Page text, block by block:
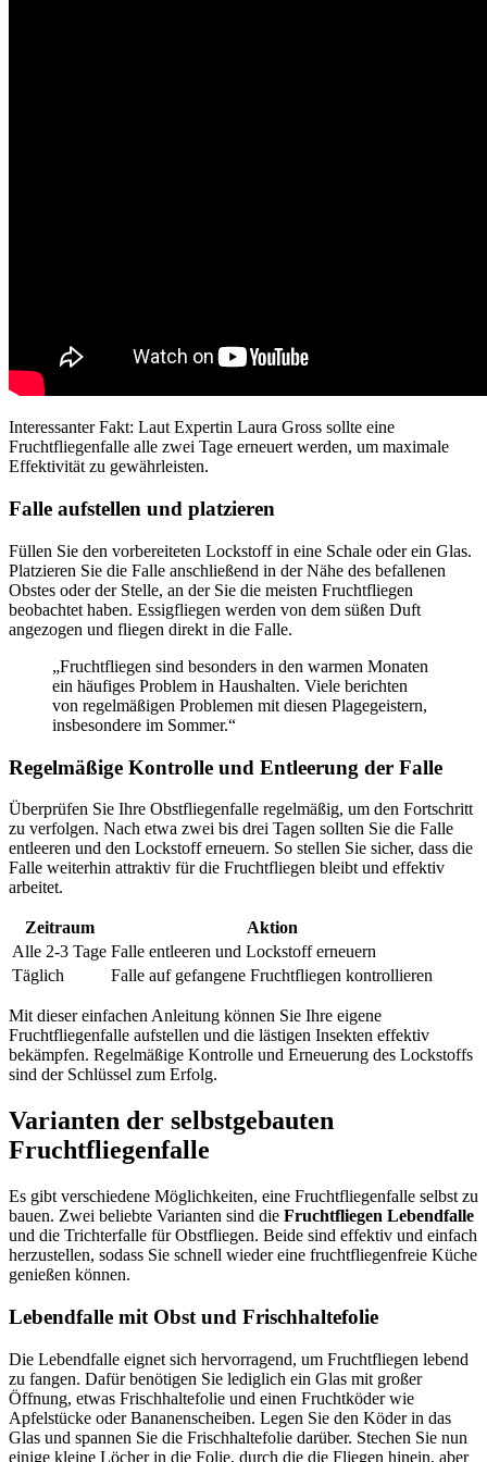
Interessanter Fakt: Laut Expertin Laura Gross sollte eine
Fruchtfliegenfalle alle zwei Tage erneuert werden, um maximale
Effektivität zu gewährleisten.
Falle aufstellen und platzieren
Füllen Sie den vorbereiteten Lockstoff in eine Schale oder ein Glas.
Platzieren Sie die Falle anschließend in der Nähe des befallenen
Obstes oder der Stelle, an der Sie die meisten Fruchtfliegen
beobachtet haben. Essigfliegen werden von dem süßen Duft
angezogen und fliegen direkt in die Falle.
„Fruchtfliegen sind besonders in den warmen Monaten
ein häufiges Problem in Haushalten. Viele berichten
von regelmäßigen Problemen mit diesen Plagegeistern,
insbesondere im Sommer.“
Regelmäßige Kontrolle und Entleerung der Falle
Überprüfen Sie Ihre Obstfliegenfalle regelmäßig, um den Fortschritt
zu verfolgen. Nach etwa zwei bis drei Tagen sollten Sie die Falle
entleeren und den Lockstoff erneuern. So stellen Sie sicher, dass die
Falle weiterhin attraktiv für die Fruchtfliegen bleibt und effektiv
arbeitet.
Zeitraum
Aktion
Alle 2-3 Tage Falle entleeren und Lockstoff erneuern
Täglich
Falle auf gefangene Fruchtfliegen kontrollieren
Mit dieser einfachen Anleitung können Sie Ihre eigene
Fruchtfliegenfalle aufstellen und die lästigen Insekten effektiv
bekämpfen. Regelmäßige Kontrolle und Erneuerung des Lockstoffs
sind der Schlüssel zum Erfolg.
Varianten der selbstgebauten
Fruchtfliegenfalle
Es gibt verschiedene Möglichkeiten, eine Fruchtfliegenfalle selbst zu
bauen. Zwei beliebte Varianten sind die Fruchtfliegen Lebendfalle
und die Trichterfalle für Obstfliegen. Beide sind effektiv und einfach
herzustellen, sodass Sie schnell wieder eine fruchtfliegenfreie Küche
genießen können.
Lebendfalle mit Obst und Frischhaltefolie
Die Lebendfalle eignet sich hervorragend, um Fruchtfliegen lebend
zu fangen. Dafür benötigen Sie lediglich ein Glas mit großer
Öffnung, etwas Frischhaltefolie und einen Fruchtköder wie
Apfelstücke oder Bananenscheiben. Legen Sie den Köder in das
Glas und spannen Sie die Frischhaltefolie darüber. Stechen Sie nun
einige kleine Löcher in die Folie, durch die die Fliegen hinein, aber